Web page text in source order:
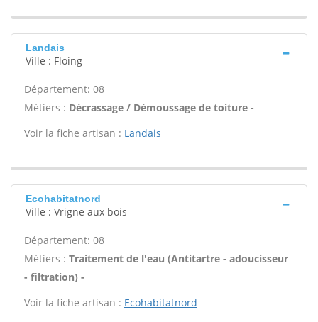
Landais
Ville : Floing
Département: 08
Métiers : Décrassage / Démoussage de toiture -
Voir la fiche artisan : Landais
Ecohabitatnord
Ville : Vrigne aux bois
Département: 08
Métiers : Traitement de l'eau (Antitartre - adoucisseur
- filtration) -
Voir la fiche artisan : Ecohabitatnord